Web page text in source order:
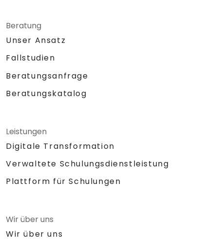
Beratung
Unser Ansatz
Fallstudien
Beratungsanfrage
Beratungskatalog
Leistungen
Digitale Transformation
Verwaltete Schulungsdienstleistung
Plattform für Schulungen
Wir über uns
Wir über uns